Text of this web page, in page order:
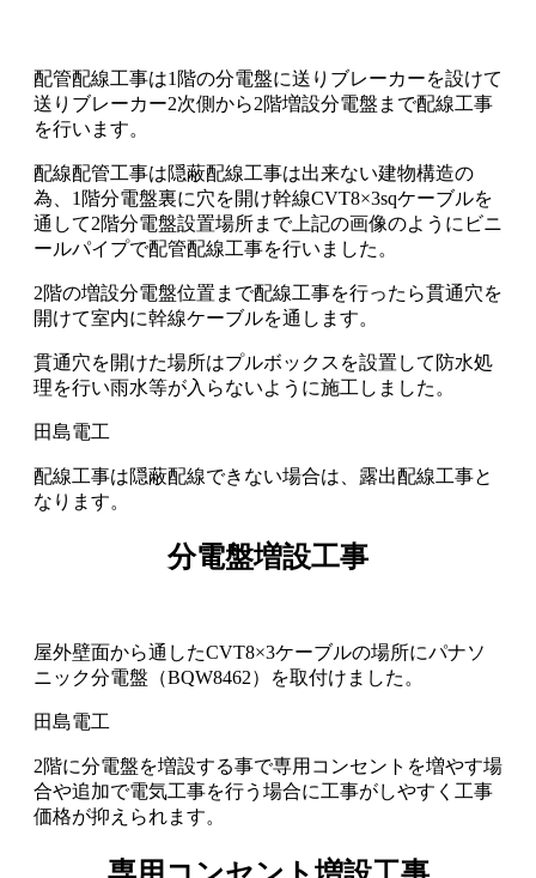
配管配線工事は1階の分電盤に送りブレーカーを設けて
送りブレーカー2次側から2階増設分電盤まで配線工事
を行います。
配線配管工事は隠蔽配線工事は出来ない建物構造の
為、1階分電盤裏に穴を開け幹線CVT8×3sqケーブルを
通して2階分電盤設置場所まで上記の画像のようにビニ
ールパイプで配管配線工事を行いました。
2階の増設分電盤位置まで配線工事を行ったら貫通穴を
開けて室内に幹線ケーブルを通します。
貫通穴を開けた場所はプルボックスを設置して防水処
理を行い雨水等が入らないように施工しました。
配線工事は隠蔽配線できない場合は、露出配線工事と
なります。
分電盤増設工事
屋外壁面から通したCVT8×3ケーブルの場所にパナソ
ニック分電盤（BQW8462）を取付けました。
2階に分電盤を増設する事で専用コンセントを増やす場
合や追加で電気工事を行う場合に工事がしやすく工事
価格が抑えられます。